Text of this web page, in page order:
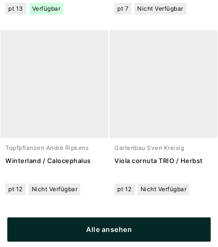
pt 13 Verfügbar pt 7 Nicht Verfügbar
Topfpflanzen Andrè Ripkens
Winterland / Calocephalus
pt 12 Nicht Verfügbar
Gartenbau Sven Kreisig
Viola cornuta TRIO / Herbst
pt 12 Nicht Verfügbar
Alle ansehen